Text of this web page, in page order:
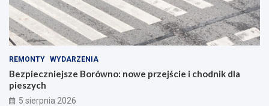
REMONTY WYDARZENIA
Bezpieczniejsze Borówno: nowe przejście i chodnik dla
pieszych
5 sierpnia 2026